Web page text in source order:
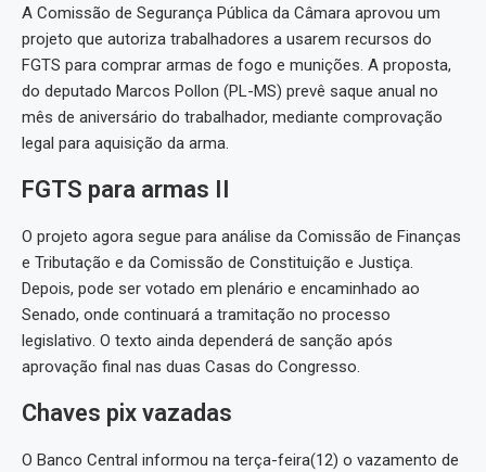
A Comissão de Segurança Pública da Câmara aprovou um
projeto que autoriza trabalhadores a usarem recursos do
FGTS para comprar armas de fogo e munições. A proposta,
do deputado Marcos Pollon (PL-MS) prevê saque anual no
mês de aniversário do trabalhador, mediante comprovação
legal para aquisição da arma.
FGTS para armas II
O projeto agora segue para análise da Comissão de Finanças
e Tributação e da Comissão de Constituição e Justiça.
Depois, pode ser votado em plenário e encaminhado ao
Senado, onde continuará a tramitação no processo
legislativo. O texto ainda dependerá de sanção após
aprovação final nas duas Casas do Congresso.
Chaves pix vazadas
O Banco Central informou na terça-feira(12) o vazamento de